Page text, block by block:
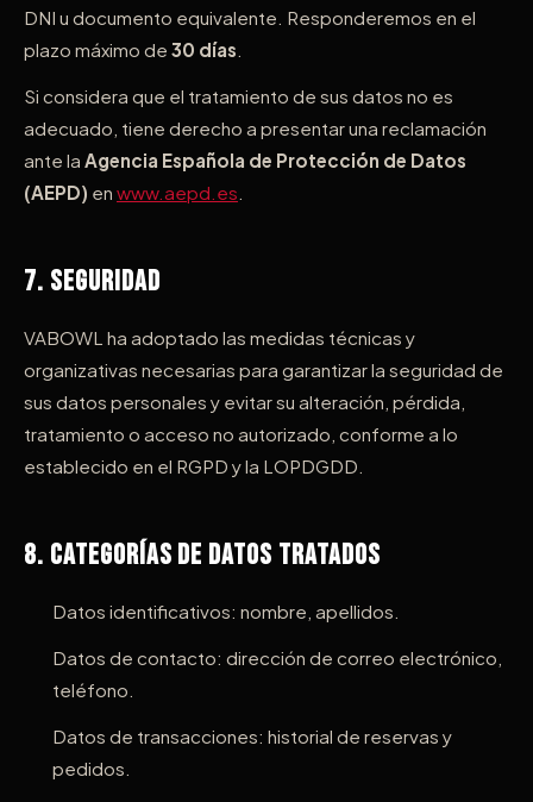
DNI u documento equivalente. Responderemos en el
plazo máximo de 30 días
Si considera que el tratamiento de sus datos no es
adecuado, tiene derecho a presentar una reclamación
ante la Agencia Española de Protección de Datos
(AEPD) en www.aepd.es
7. Seguridad
VABOWL ha adoptado las medidas técnicas y
organizativas necesarias para garantizar la seguridad de
sus datos personales y evitar su alteración, pérdida,
tratamiento o acceso no autorizado, conforme a lo
establecido en el RGPD y la LOPDGDD.
8. Categorías de Datos Tratados
Datos identificativos: nombre, apellidos.
Datos de contacto: dirección de correo electrónico,
teléfono.
Datos de transacciones: historial de reservas y
pedidos.